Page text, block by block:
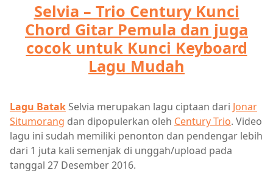
Selvia – Trio Century Kunci
Chord Gitar Pemula dan juga
cocok untuk Kunci Keyboard
Lagu Mudah
Lagu BatakSelvia merupakan lagu ciptaan dari Jonar
Situmorang dan dipopulerkan oleh Century Trio. Video
lagu ini sudah memiliki penonton dan pendengar lebih
dari 1 juta kali semenjak di unggah/upload pada
tanggal 27 Desember 2016.